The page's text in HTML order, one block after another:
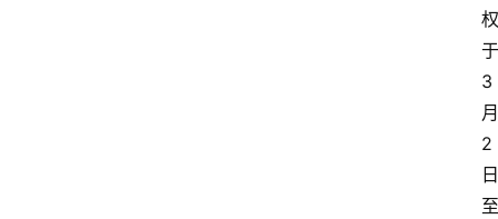
权
于
3
月
2
日
至